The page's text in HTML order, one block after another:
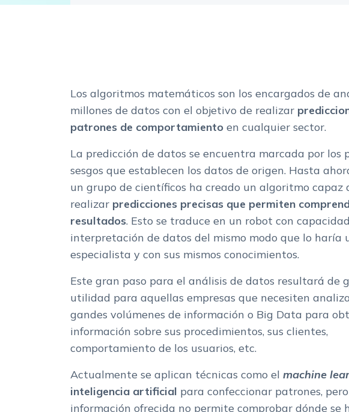
Los algoritmos matemáticos son los encargados de
millones de datos con el objetivo de realizar
patrones de comportamiento en cualquier sector.
La predicción de datos se encuentra marcada por los
sesgos que establecen los datos de origen. Hasta
un grupo de científicos ha creado un algoritmo capaz
realizar predicciones precisas que permiten
resultados. Esto se traduce en un robot con
interpretación de datos del mismo modo que lo haría
especialista y con sus mismos conocimientos.
Este gran paso para el análisis de datos resultará de
utilidad para aquellas empresas que necesiten
gandes volúmenes de información o Big Data para
información sobre sus procedimientos, sus clientes,
comportamiento de los usuarios, etc.
Actualmente se aplican técnicas como el machine
inteligencia artificial para confeccionar patrones,
información ofrecida no permite comprobar dónde se